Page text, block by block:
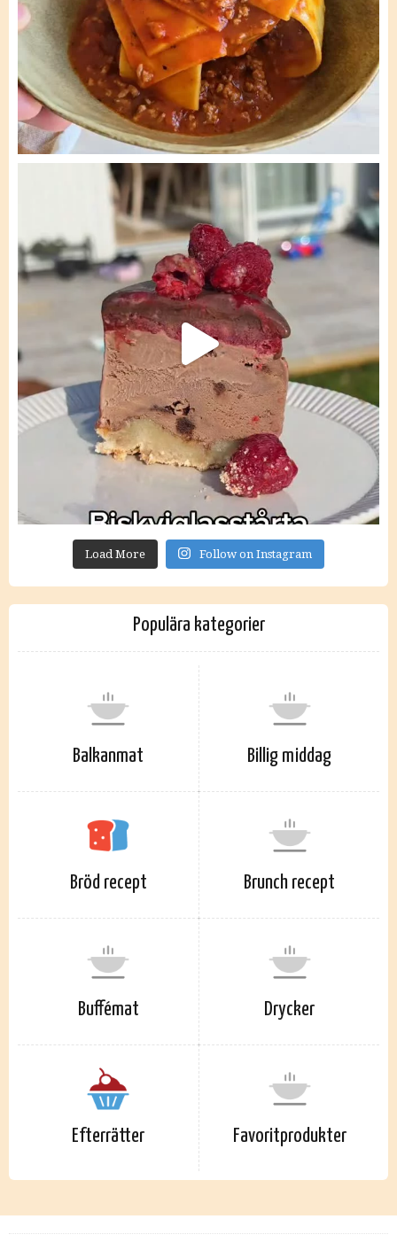
Load More Follow on Instagram
Populära kategorier
Balkanmat Billig middag
Bröd recept Brunch recept
Buffémat Drycker
Efterrätter Favoritprodukter